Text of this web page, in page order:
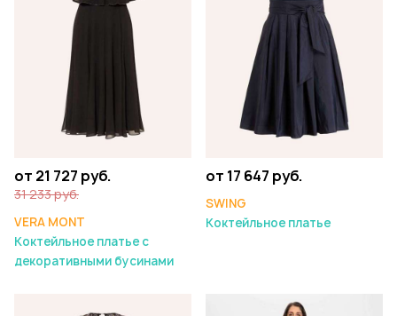
от 21 727 руб.
31 233 руб.
VERA MONT
Коктейльное платье с
декоративными бусинами
от 17 647 руб.
SWING
Коктейльное платье